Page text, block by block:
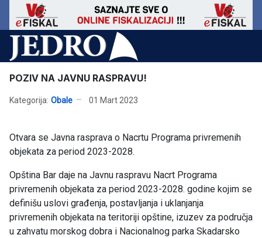
POZIV NA JAVNU RASPRAVU!
Kategorija: Obale 01 Mart 2023
Otvara se Javna rasprava o Nacrtu Programa privremenih
objekata za period 2023-2028.
Opština Bar daje na Javnu raspravu Nacrt Programa
privremenih objekata za period 2023-2028. godine kojim se
definišu uslovi građenja, postavljanja i uklanjanja
privremenih objekata na teritoriji opštine, izuzev za područja
u zahvatu morskog dobra i Nacionalnog parka Skadarsko